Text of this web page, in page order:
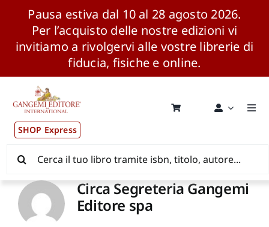
Pausa estiva dal 10 al 28 agosto 2026.
Per l’acquisto delle nostre edizioni vi
invitiamo a rivolgervi alle vostre librerie di
fiducia, fisiche e online.
contenuto
SHOP Express
Pubblicazioni
News ed Eventi
Distribuzione Wolrdwide
per:
Circa Segreteria Gangemi
Editore spa